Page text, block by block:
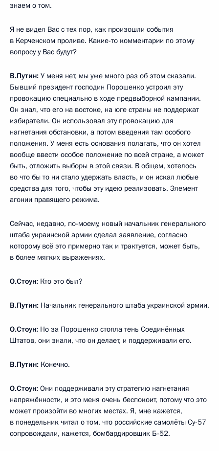
знаем о том.
Я не видел Вас с тех пор, как произошли события
в Керченском проливе. Какие-то комментарии по этому
вопросу у Вас будут?
В.Путин: У меня нет, мы уже много раз об этом сказали.
Бывший президент господин Порошенко устроил эту
провокацию специально в ходе предвыборной кампании.
Он знал, что его на востоке, на юге страны не поддержат
избиратели. Он использовал эту провокацию для
нагнетания обстановки, а потом введения там особого
положения. У меня есть основания полагать, что он хотел
вообще ввести особое положение по всей стране, а может
быть, отложить выборы в этой связи. В общем, хотелось
во что бы то ни стало удержать власть, и он искал любые
средства для того, чтобы эту идею реализовать. Элемент
агонии правящего режима.
Сейчас, недавно, по-моему, новый начальник генерального
штаба украинской армии сделал заявление, согласно
которому всё это примерно так и трактуется, может быть,
в более мягких выражениях.
О.Стоун: Кто это был?
В.Путин: Начальник генерального штаба украинской армии.
О.Стоун: Но за Порошенко стояла тень Соединённых
Штатов, они знали, что он делает, и поддерживали его.
В.Путин: Конечно.
О.Стоун: Они поддерживали эту стратегию нагнетания
напряжённости, и это меня очень беспокоит, потому что это
может произойти во многих местах. Я, мне кажется,
в понедельник читал о том, что российские самолёты Су-57
сопровождали, кажется, бомбардировщик Б-52.